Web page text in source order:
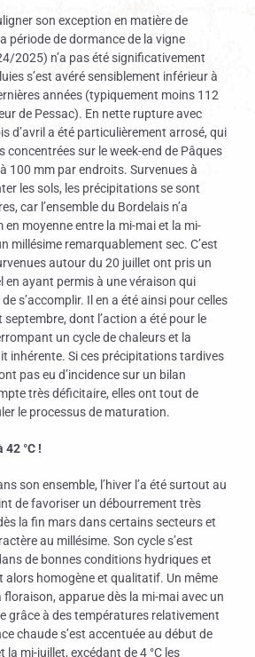
son exception en matière de
période de dormance de la vigne
2025) n’a pas été significativement
s’est avéré sensiblement inférieur à
années (typiquement moins 112
de Pessac). En nette rupture avec
d’avril a été particulièrement arrosé, qui
concentrées sur le week-end de Pâques
100 mm par endroits. Survenues à
les sols, les précipitations se sont
car l’ensemble du Bordelais n’a
en moyenne entre la mi-mai et la mi-
millésime remarquablement sec. C’est
autour du 20 juillet ont pris un
en ayant permis à une véraison qui
s’accomplir. Il en a été ainsi pour celles
dont l’action a été pour le
un cycle de chaleurs et la
inhérente. Si ces précipitations tardives
pas eu d’incidence sur un bilan
très déficitaire, elles ont tout de
le processus de maturation.
°C !
son ensemble, l’hiver l’a été surtout au
de favoriser un débourrement très
la fin mars dans certains secteurs et
au millésime. Son cycle s’est
de bonnes conditions hydriques et
alors homogène et qualitatif. Un même
apparue dès la mi-mai avec un
grâce à des températures relativement
chaude s’est accentuée au début de
la mi-juillet, excédant de 4 °C les